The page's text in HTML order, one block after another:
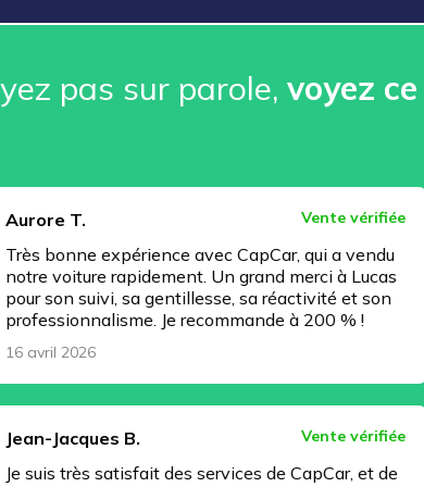
pas sur parole, voyez
Vente vérifiée
avec CapCar, qui a vendu
rapidement. Un grand merci à Lucas
sa gentillesse, sa réactivité et son
Je recommande à 200 % !
B. Vente vérifiée
des services de CapCar, et de
Très